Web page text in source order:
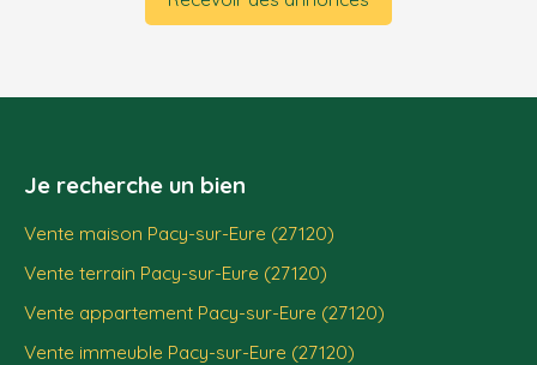
Je recherche un bien
Vente maison Pacy-sur-Eure (27120)
Vente terrain Pacy-sur-Eure (27120)
Vente appartement Pacy-sur-Eure (27120)
Vente immeuble Pacy-sur-Eure (27120)